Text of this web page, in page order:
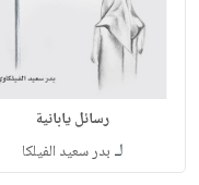
رسائل يابانية
لـ بدر سعيد الفيلكا